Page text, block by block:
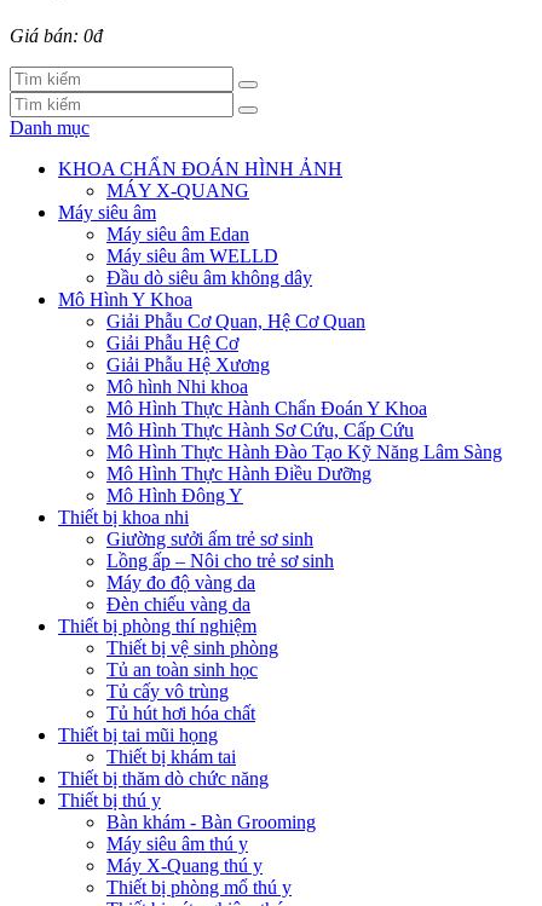
Giá bán: 0đ
Danh mục
KHOA CHẨN ĐOÁN HÌNH ẢNH
MÁY X-QUANG
Máy siêu âm
Máy siêu âm Edan
Máy siêu âm WELLD
Đầu dò siêu âm không dây
Mô Hình Y Khoa
Giải Phẫu Cơ Quan, Hệ Cơ Quan
Giải Phẫu Hệ Cơ
Giải Phẫu Hệ Xương
Mô hình Nhi khoa
Mô Hình Thực Hành Chẩn Đoán Y Khoa
Mô Hình Thực Hành Sơ Cứu, Cấp Cứu
Mô Hình Thực Hành Đào Tạo Kỹ Năng Lâm Sàng
Mô Hình Thực Hành Điều Dưỡng
Mô Hình Đông Y
Thiết bị khoa nhi
Giường sưởi ấm trẻ sơ sinh
Lồng ấp – Nôi cho trẻ sơ sinh
Máy đo độ vàng da
Đèn chiếu vàng da
Thiết bị phòng thí nghiệm
Thiết bị vệ sinh phòng
Tủ an toàn sinh học
Tủ cấy vô trùng
Tủ hút hơi hóa chất
Thiết bị tai mũi họng
Thiết bị khám tai
Thiết bị thăm dò chức năng
Thiết bị thú y
Bàn khám - Bàn Grooming
Máy siêu âm thú y
Máy X-Quang thú y
Thiết bị phòng mổ thú y